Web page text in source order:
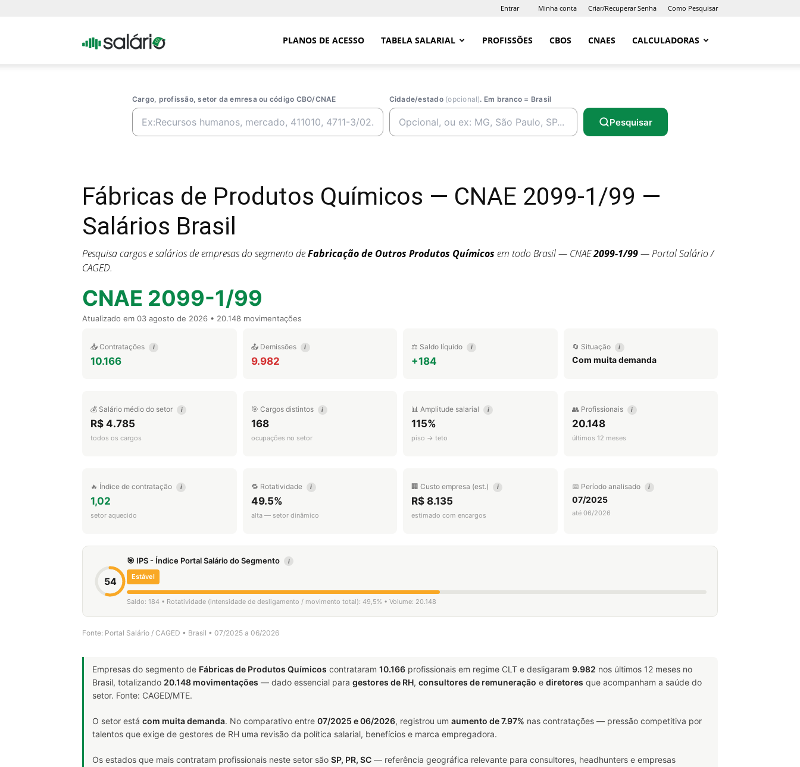
Entrar Minha conta Criar/Recuperar Senha Como Pesquisar
Portal PLANOS DE ACESSO TABELA SALARIAL PROFISSÕES CBOS CNAES CALCULADORAS
Cargo, profissão, setor da emresa ou código CBO/CNAE Cidade/estado (opcional). Em branco = Brasil
Pesquisar
Fábricas de Produtos Químicos — CNAE 2099-1/99 —
Salários Brasil
Pesquisa cargos e salários de empresas do segmento deFabricação de Outros Produtos Químicos em todo Brasil — CNAE2099-1/99— Portal Salário /
CAGED.
CNAE 2099-1/99
Atualizado em 03 agosto de 2026 • 20.148 movimentações
📥 Contratações i
10.166
📤 Demissões i
9.982
⚖️ Saldo líquido i
+184
🔄 Situação i
Com muita demanda
💰 Salário médio do setor i
R$ 4.785
todos os cargos
🎯 Cargos distintos i
168
ocupações no setor
📊 Amplitude salarial i
115%
piso → teto
👥 Profissionais i
20.148
últimos 12 meses
🔥 Índice de contratação i
1,02
setor aquecido
🔁 Rotatividade i
49.5%
alta — setor dinâmico
🏢 Custo empresa (est.) i
R$ 8.135
estimado com encargos
📅 Período analisado i
07/2025
até 06/2026
54
🎯 IPS - Índice Portal Salário do Segmento i
Estável
Saldo: 184 • Rotatividade (intensidade de desligamento / movimento total): 49,5% • Volume: 20.148
Fonte: Portal Salário / CAGED • Brasil • 07/2025 a 06/2026
Empresas do segmento de Fábricas de Produtos Químicos contrataram 10.166 profissionais em regime CLT e desligaram 9.982 nos últimos 12 meses no
Brasil, totalizando 20.148 movimentações — dado essencial para gestores de RH, consultores de remuneração e diretores que acompanham a saúde do
setor. Fonte: CAGED/MTE.
O setor está com muita demanda. No comparativo entre 07/2025 e 06/2026, registrou um aumento de 7.97% nas contratações — pressão competitiva por
talentos que exige de gestores de RH uma revisão da política salarial, benefícios e marca empregadora.
Os estados que mais contratam profissionais neste setor são SP, PR, SC — referência geográfica relevante para consultores, headhunters e empresas